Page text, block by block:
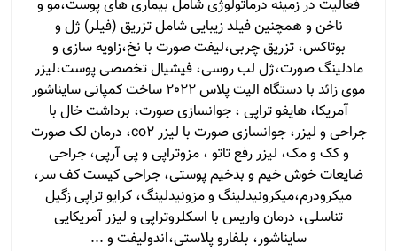
فعالیت در زمینه درماتولوژی شامل بیماری های پوست،مو و
ناخن و همچنین فیلد زیبایی شامل تزریق (فیلر) ژل و
بوتاکس، تزریق چربی،لیفت صورت با نخ،زاویه سازی و
مادلینگ صورت،ژل لب روسی، فیشیال تخصصی پوست،لیزر
موی زائد با دستگاه الیت پلاس 2022 ساخت کمپانی سایناشور
آمریکا، هایفو تراپی ، جوانسازی صورت، برداشت خال با
جراحی و لیزر، جوانسازی صورت با لیزر co2، درمان لک صورت
و کک و مک، لیزر رفع تاتو ، مزوتراپی و پی آرپی، جراحی
ضایعات خوش خیم و بدخیم پوستی، جراحی کیست کف سر،
میکرودرم،میکرونیدلینگ و مزونیدلینگ، کرایو تراپی زگیل
تناسلی، درمان واریس با اسکلروتراپی و لیزر آمریکایی
سایناشور، بلفارو پلاستی،اندولیفت و ...